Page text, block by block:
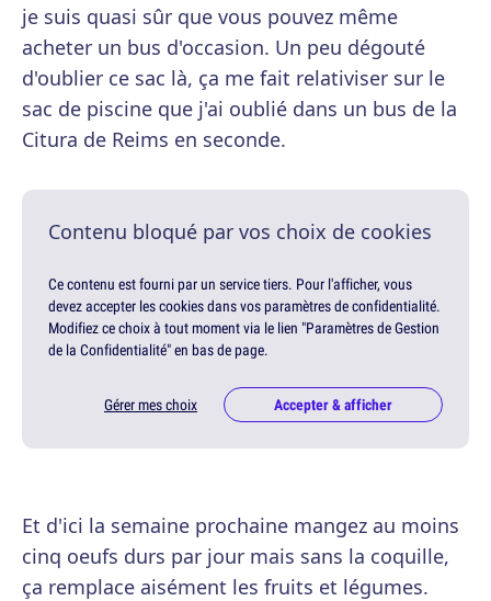
je suis quasi sûr que vous pouvez même
acheter un bus d'occasion. Un peu dégouté
d'oublier ce sac là, ça me fait relativiser sur le
sac de piscine que j'ai oublié dans un bus de la
Citura de Reims en seconde.
Contenu bloqué par vos choix de cookies
Ce contenu est fourni par un service tiers. Pour l'afficher, vous
devez accepter les cookies dans vos paramètres de confidentialité.
Modifiez ce choix à tout moment via le lien "Paramètres de Gestion
de la Confidentialité" en bas de page.
Gérer mes choix Accepter & afficher
Et d'ici la semaine prochaine mangez au moins
cinq oeufs durs par jour mais sans la coquille,
ça remplace aisément les fruits et légumes.